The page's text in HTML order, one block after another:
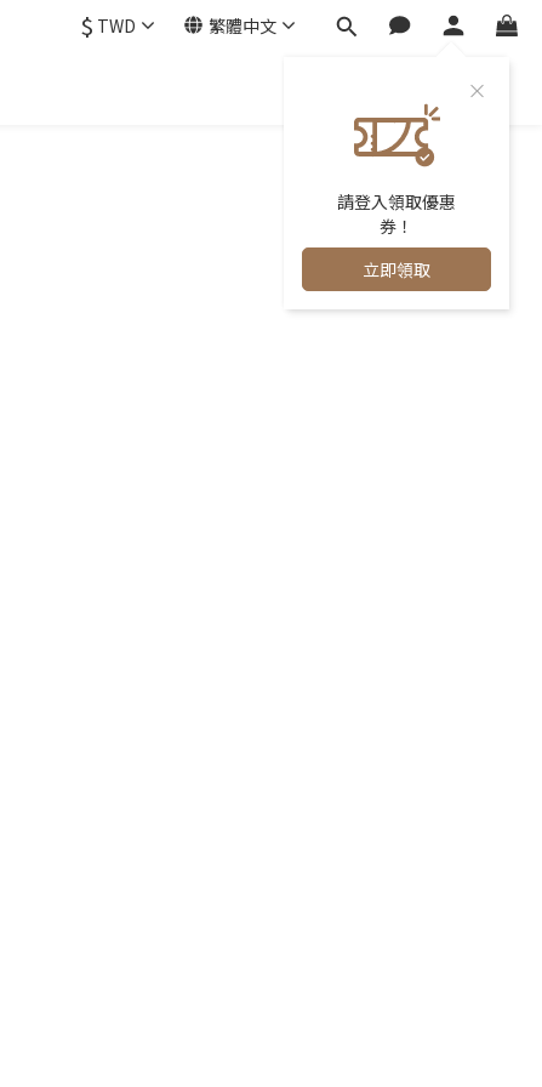
$ TWD 繁體中文
請登入領取優惠
券！
立即領取